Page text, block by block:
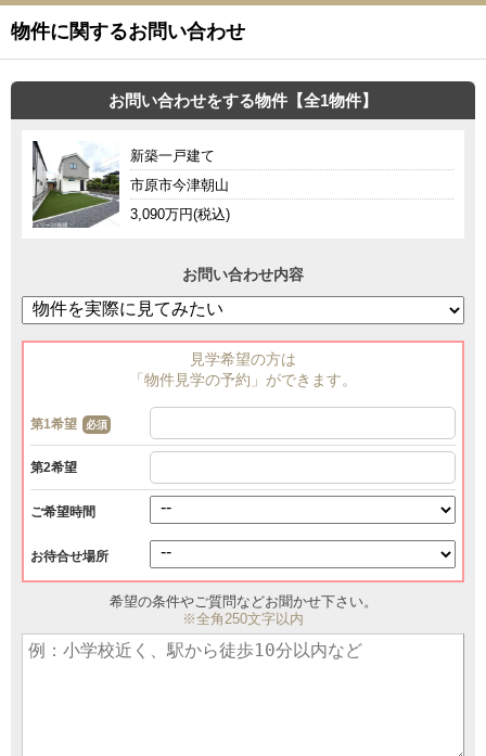
物件に関するお問い合わせ
お問い合わせをする物件【全1物件】
新築一戸建て
市原市今津朝山
3,090万円(税込)
お問い合わせ内容
見学希望の方は
「物件見学の予約」ができます。
第1希望 必須
第2希望
ご希望時間
お待合せ場所
希望の条件やご質問などお聞かせ下さい。
※全角250文字以内